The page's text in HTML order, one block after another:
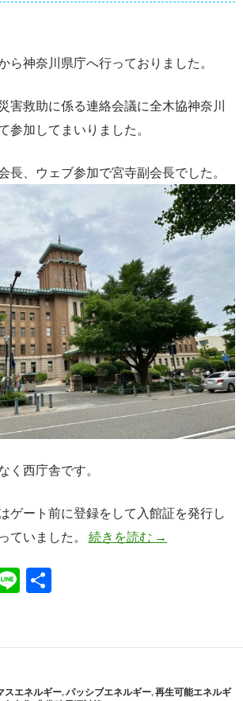
ら神奈川県庁へ行っておりました。
害救助に係る連絡会議に全木協神奈川
参加してまいりました。
長、ウェブ参加で宮寺副会長でした。
く西庁舎です。
ゲート前に登録をして入館証を発行し
ていました。 続きを読む 令和7年度神奈
→
Li
スエネルギー,パッシブエネルギー,再生可能エネルギ